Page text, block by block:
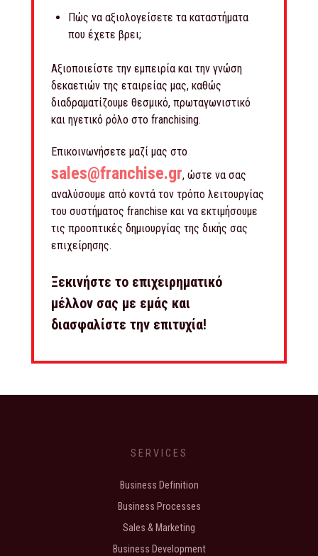
Πώς να αξιολογείσετε τα καταστήματα
που έχετε βρει;
Αξιοποιείστε την εμπειρία και την γνώση
δεκαετιών της εταιρείας μας, καθώς
διαδραματίζουμε θεσμικό, πρωταγωνιστικό
και ηγετικό ρόλο στο franchising.
Επικοινωνήσετε μαζί μας στο
sales@franchise.gr, ώστε να σας
αναλύσουμε από κοντά τον τρόπο λειτουργίας
του συστήματος franchise και να εκτιμήσουμε
τις προοπτικές δημιουργίας της δικής σας
επιχείρησης.
Ξεκινήστε το επιχειρηματικό
μέλλον σας με εμάς και
διασφαλίστε την επιτυχία!
SERVICES
Business Definition
Business Processes
Sales & Marketing
Business Development